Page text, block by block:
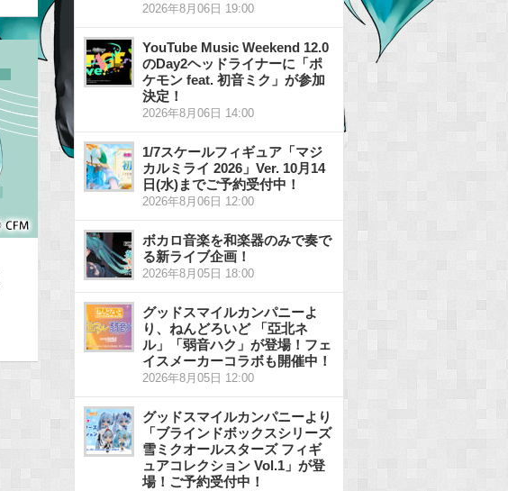
2026年8月06日 19:00
YouTube Music Weekend 12.0
のDay2ヘッドライナーに「ポ
ケモン feat. 初音ミク」が参加
決定！
2026年8月06日 14:00
1/7スケールフィギュア「マジ
カルミライ 2026」Ver. 10月14
日(水)までご予約受付中！
2026年8月06日 12:00
ボカロ音楽を和楽器のみで奏で
る新ライブ企画！
2026年8月05日 18:00
グッドスマイルカンパニーよ
り、ねんどろいど 「亞北ネ
ル」「弱音ハク」が登場！フェ
イスメーカーコラボも開催中！
2026年8月05日 12:00
グッドスマイルカンパニーより
「ブラインドボックスシリーズ
雪ミクオールスターズ フィギ
ュアコレクション Vol.1」が登
場！ご予約受付中！